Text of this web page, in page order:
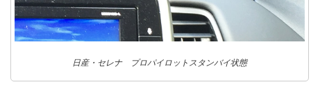
日産・セレナ プロパイロットスタンバイ状態